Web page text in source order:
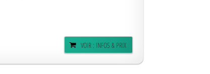
VOIR : INFOS & PRIX